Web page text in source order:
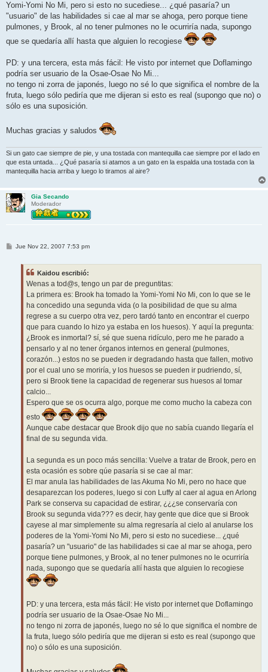
Yomi-Yomi No Mi, pero si esto no sucediese... ¿qué pasaría? un
"usuario" de las habilidades si cae al mar se ahoga, pero porque tiene
pulmones, y Brook, al no tener pulmones no le ocurriría nada, supongo
que se quedaría allí hasta que alguien lo recogiese
PD: y una tercera, esta más fácil: He visto por internet que Doflamingo
podría ser usuario de la Osae-Osae No Mi...
no tengo ni zorra de japonés, luego no sé lo que significa el nombre de la
fruta, luego sólo pediría que me dijeran si esto es real (supongo que no) o
sólo es una suposición.
Muchas gracias y saludos
Si un gato cae siempre de pie, y una tostada con mantequilla cae siempre por el lado en
que esta untada... ¿Qué pasaría si atamos a un gato en la espalda una tostada con la
mantequilla hacia arriba y luego lo tiramos al aire?
Gia Secando
Moderador
M
Jue Nov 22, 2007 7:53 pm
Kaidou escribió:
Wenas a tod@s, tengo un par de preguntitas:
La primera es: Brook ha tomado la Yomi-Yomi No Mi, con lo que se le
ha concedido una segunda vida (o la posibilidad de que su alma
regrese a su cuerpo otra vez, pero tardó tanto en encontrar el cuerpo
que para cuando lo hizo ya estaba en los huesos). Y aquí la pregunta:
¿Brook es inmortal? sí, sé que suena ridículo, pero me he parado a
pensarlo y al no tener órganos internos en general (pulmones,
corazón...) estos no se pueden ir degradando hasta que fallen, motivo
por el cual uno se moriría, y los huesos se pueden ir pudriendo, sí,
pero si Brook tiene la capacidad de regenerar sus huesos al tomar
calcio...
Espero que se os ocurra algo, porque me como mucho la cabeza con
esto
Aunque cabe destacar que Brook dijo que no sabía cuando llegaría el
final de su segunda vida.
La segunda es un poco más sencilla: Vuelve a tratar de Brook, pero en
esta ocasión es sobre qúe pasaría si se cae al mar:
El mar anula las habilidades de las Akuma No Mi, pero no hace que
desaparezcan los poderes, luego si con Luffy al caer al agua en Arlong
Park se conserva su capacidad de estirar, ¿¿¿se conservaría con
Brook su segunda vida??? es decir, hay gente que dice que si Brook
cayese al mar simplemente su alma regresaría al cielo al anularse los
poderes de la Yomi-Yomi No Mi, pero si esto no sucediese... ¿qué
pasaría? un "usuario" de las habilidades si cae al mar se ahoga, pero
porque tiene pulmones, y Brook, al no tener pulmones no le ocurriría
nada, supongo que se quedaría allí hasta que alguien lo recogiese
PD: y una tercera, esta más fácil: He visto por internet que Doflamingo
podría ser usuario de la Osae-Osae No Mi...
no tengo ni zorra de japonés, luego no sé lo que significa el nombre de
la fruta, luego sólo pediría que me dijeran si esto es real (supongo que
no) o sólo es una suposición.